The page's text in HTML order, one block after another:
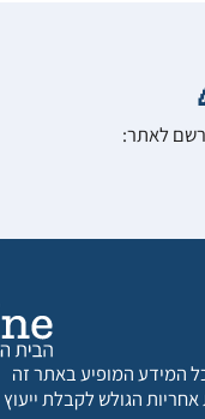
לאתר:
המידע המופיע באתר זה
הגולש לקבלת ייעוץ